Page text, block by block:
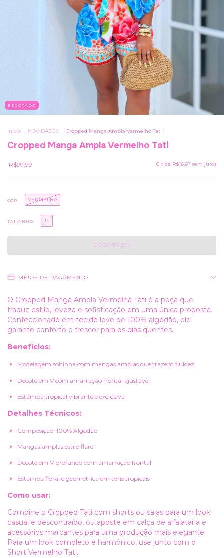
ESGOTADO
Início . NOVIDADES . Cropped Manga Ampla Vermelho Tati
Cropped Manga Ampla Vermelho Tati
R$99,99 6 x de R$16,67 sem juros
COR VERMELHA
TAMANHO U
MEIOS DE PAGAMENTO
O Cropped Manga Ampla Vermelha Tati é a peça que
traduz estilo, leveza e sofisticação em uma única proposta.
Confeccionado em tecido leve de 100% algodão, ele
garante conforto e frescor para os dias quentes.
Benefícios:
Modelagem soltinha com mangas amplas que trazem fluidez
Decote em V com amarração frontal ajustável
Estampa tropical vibrante e exclusiva
Detalhes Técnicos:
Composição: 100% Algodão
Mangas amplas estilo flare
Decote em V profundo com amarração frontal
Estampa floral e geométrica em tons tropicais
Como usar:
Combine o Cropped Tati com shorts ou saias para um look
casual e descontraído, ou aposte em calça de alfaiataria e
acessórios marcantes para uma produção mais elegante.
Para um look completo e harmônico, use junto com o
Short Vermelho Tati.